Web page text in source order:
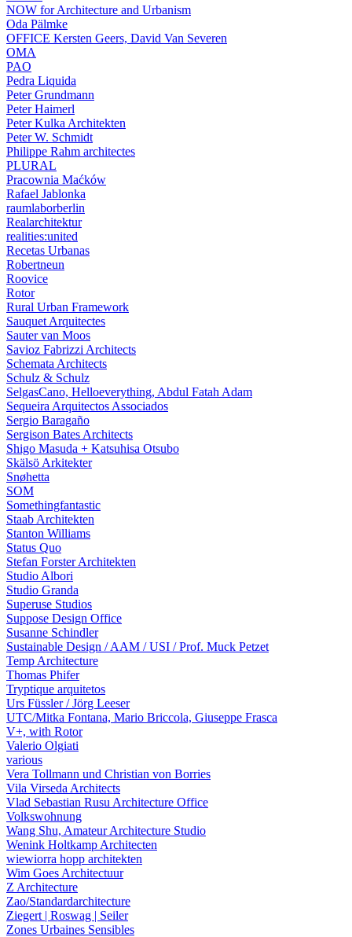
NOW for Architecture and Urbanism
Oda Pälmke
OFFICE Kersten Geers, David Van Severen
OMA
PAO
Pedra Liquida
Peter Grundmann
Peter Haimerl
Peter Kulka Architekten
Peter W. Schmidt
Philippe Rahm architectes
PLURAL
Pracownia Maćków
Rafael Jablonka
raumlaborberlin
Realarchitektur
realities:united
Recetas Urbanas
Robertneun
Roovice
Rotor
Rural Urban Framework
Sauquet Arquitectes
Sauter van Moos
Savioz Fabrizzi Architects
Schemata Architects
Schulz & Schulz
SelgasCano, Helloeverything, Abdul Fatah Adam
Sequeira Arquitectos Associados
Sergio Baragaño
Sergison Bates Architects
Shigo Masuda + Katsuhisa Otsubo
Skälsö Arkitekter
Snøhetta
SOM
Somethingfantastic
Staab Architekten
Stanton Williams
Status Quo
Stefan Forster Architekten
Studio Albori
Studio Granda
Superuse Studios
Suppose Design Office
Susanne Schindler
Sustainable Design / AAM / USI / Prof. Muck Petzet
Temp Architecture
Thomas Phifer
Tryptique arquitetos
Urs Füssler / Jörg Leeser
UTC/Mitka Fontana, Mario Briccola, Giuseppe Frasca
V+, with Rotor
Valerio Olgiati
various
Vera Tollmann und Christian von Borries
Vila Virseda Architects
Vlad Sebastian Rusu Architecture Office
Volkswohnung
Wang Shu, Amateur Architecture Studio
Wenink Holtkamp Architecten
wiewiorra hopp architekten
Wim Goes Architectuur
Z Architecture
Zao/Standardarchitecture
Ziegert | Roswag | Seiler
Zones Urbaines Sensibles